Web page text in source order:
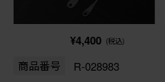
¥4,400 (税込)
商品番号 R-028983